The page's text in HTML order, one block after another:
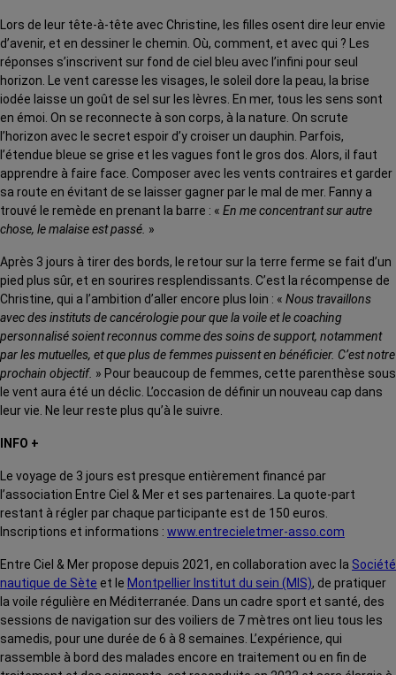
Lors de leur tête-à-tête avec Christine, les filles osent dire leur envie
d’avenir, et en dessiner le chemin. Où, comment, et avec qui ? Les
réponses s’inscrivent sur fond de ciel bleu avec l’infini pour seul
horizon. Le vent caresse les visages, le soleil dore la peau, la brise
iodée laisse un goût de sel sur les lèvres. En mer, tous les sens sont
en émoi. On se reconnecte à son corps, à la nature. On scrute
l’horizon avec le secret espoir d’y croiser un dauphin. Parfois,
l’étendue bleue se grise et les vagues font le gros dos. Alors, il faut
apprendre à faire face. Composer avec les vents contraires et garder
sa route en évitant de se laisser gagner par le mal de mer. Fanny a
trouvé le remède en prenant la barre : « En me concentrant sur autre
chose, le malaise est passé. »
Après 3 jours à tirer des bords, le retour sur la terre ferme se fait d’un
pied plus sûr, et en sourires resplendissants. C’est la récompense de
Christine, qui a l’ambition d’aller encore plus loin : « Nous travaillons
avec des instituts de cancérologie pour que la voile et le coaching
personnalisé soient reconnus comme des soins de support, notamment
par les mutuelles, et que plus de femmes puissent en bénéficier. C’est notre
prochain objectif. » Pour beaucoup de femmes, cette parenthèse sous
le vent aura été un déclic. L’occasion de définir un nouveau cap dans
leur vie. Ne leur reste plus qu’à le suivre.
INFO +
Le voyage de 3 jours est presque entièrement financé par
l’association Entre Ciel & Mer et ses partenaires. La quote-part
restant à régler par chaque participante est de 150 euros.
Inscriptions et informations : www.entrecieletmer-asso.com
Entre Ciel & Mer propose depuis 2021, en collaboration avec la Société
nautique de Sète et le Montpellier Institut du sein (MIS), de pratiquer
la voile régulière en Méditerranée. Dans un cadre sport et santé, des
sessions de navigation sur des voiliers de 7 mètres ont lieu tous les
samedis, pour une durée de 6 à 8 semaines. L’expérience, qui
rassemble à bord des malades encore en traitement ou en fin de